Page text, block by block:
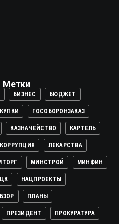
Метки
БИЗНЕС БЮДЖЕТ
ГОСОБОРОНЗАКАЗ
КАЗНАЧЕЙСТВО КАРТЕЛЬ
КОРРУПЦИЯ ЛЕКАРСТВА
МИНСТРОЙ МИНФИН
НАЦПРОЕКТЫ
ПЛАНЫ
ПРЕЗИДЕНТ ПРОКУРАТУРА